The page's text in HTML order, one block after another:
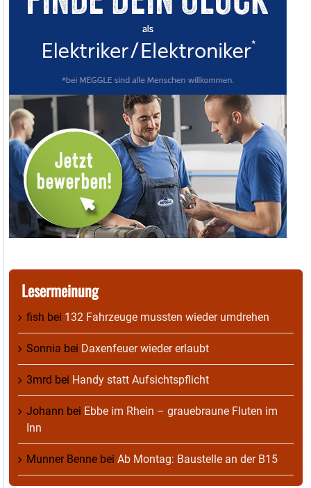
Lesermeinung
fish bei 132 Fahrzeuge mussten wieder umdrehen
Sonnia bei Daxenfeuer wieder erlaubt
3mrd bei Handy statt Aufsichtspflicht
Johann bei Ebbe im Rhein – grauebraune Fluten im
Inn
Munner Benne bei Ab Montag: Baustelle an der B15